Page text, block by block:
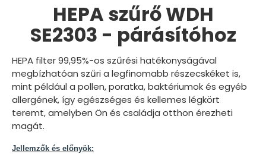
HEPA szűrő WDH
SE2303 - párásítóhoz
HEPA filter 99,95%-os szűrési hatékonyságával
megbízhatóan szűri a legfinomabb részecskéket is,
mint például a pollen, poratka, baktériumok és egyéb
allergének, így egészséges és kellemes légkört
teremt, amelyben Ön és családja otthon érezheti
magát.
Jellemzők és előnyök: